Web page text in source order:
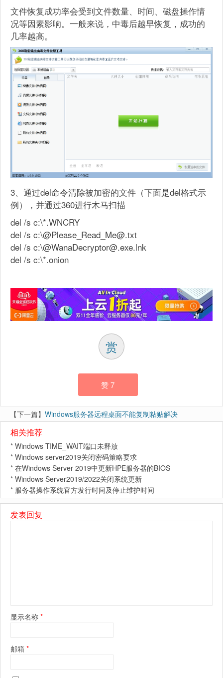
文件恢复成功率会受到文件数量、时间、磁盘操作情
况等因素影响。一般来说，中毒后越早恢复，成功的
几率越高。
3、通过del命令清除被加密的文件（下面是del格式示
例），并通过360进行木马扫描
del /s c:\*.WNCRY
del /s c:\@Please_Read_Me@.txt
del /s c:\@WanaDecryptor@.exe.lnk
del /s c:\*.onion
赏
赞7
【下一篇】 Windows服务器远程桌面不能复制粘贴解决
相关推荐
* Windows TIME_WAIT端口未释放
* Windows server2019关闭密码策略要求
* 在Windows Server 2019中更新HPE服务器的BIOS
* Windows Server2019/2022关闭系统更新
* 服务器操作系统官方发行时间及停止维护时间
发表回复
显示名称 *
邮箱 *